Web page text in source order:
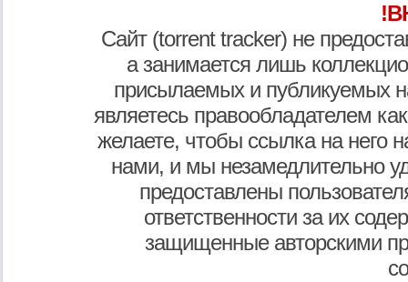
Сайт (torrent tracker) не
а занимается лишь
присылаемых и публикуемых
являетесь правообладателем
желаете, чтобы ссылка на него
нами, и мы незамедлительно
предоставлены
ответственности за их
защищенные авторскими